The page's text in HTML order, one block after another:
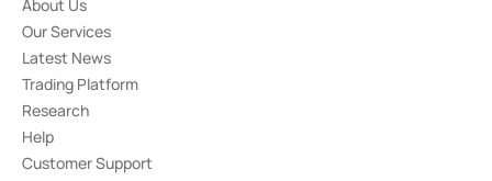
About Us
Our Services
Latest News
Trading Platform
Research
Help
Customer Support